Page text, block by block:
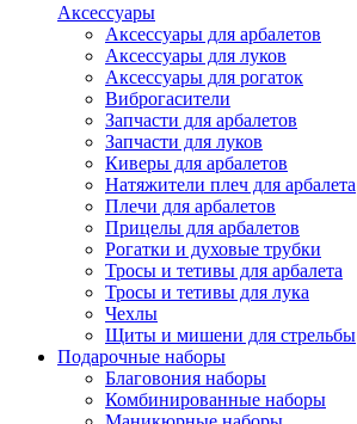
Аксессуары
Аксессуары для арбалетов
Аксессуары для луков
Аксессуары для рогаток
Виброгасители
Запчасти для арбалетов
Запчасти для луков
Киверы для арбалетов
Натяжители плеч для арбалета
Плечи для арбалетов
Прицелы для арбалетов
Рогатки и духовые трубки
Тросы и тетивы для арбалета
Тросы и тетивы для лука
Чехлы
Щиты и мишени для стрельбы
Подарочные наборы
Благовония наборы
Комбинированные наборы